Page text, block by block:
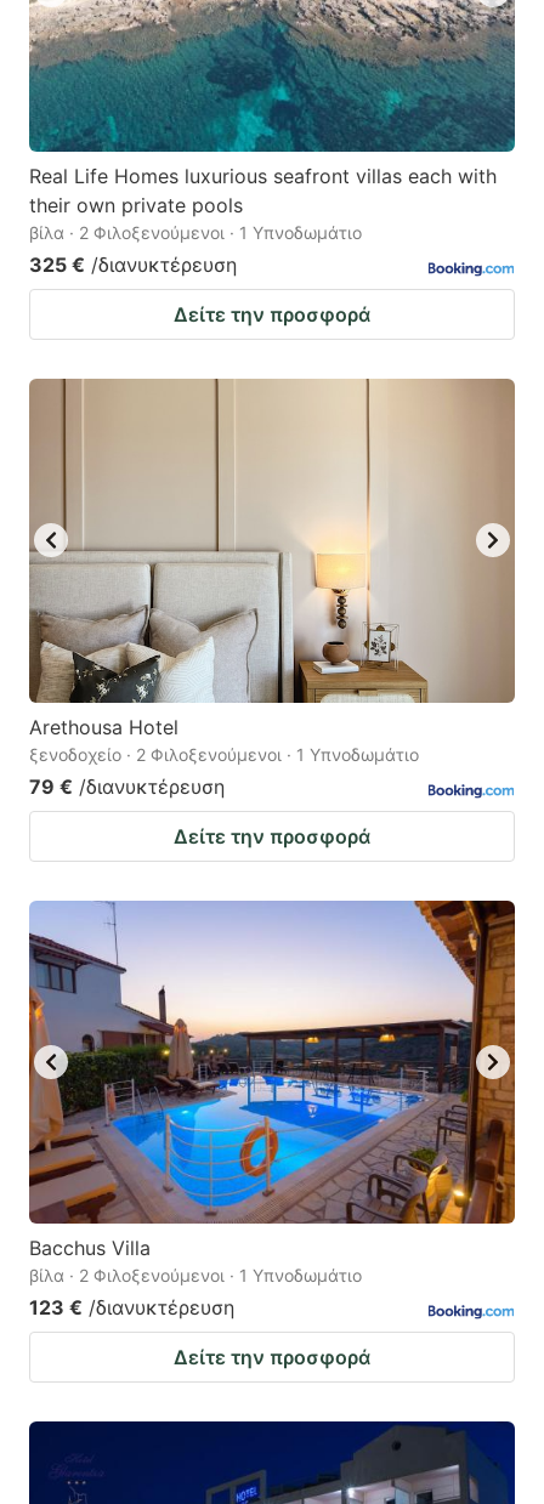
Real Life Homes luxurious seafront villas each with
their own private pools
βίλα · 2 Φιλοξενούμενοι · 1 Υπνοδωμάτιο
325 € /διανυκτέρευση
Δείτε την προσφορά
Arethousa Hotel
ξενοδοχείο · 2 Φιλοξενούμενοι · 1 Υπνοδωμάτιο
79 € /διανυκτέρευση
Δείτε την προσφορά
Bacchus Villa
βίλα · 2 Φιλοξενούμενοι · 1 Υπνοδωμάτιο
123 € /διανυκτέρευση
Δείτε την προσφορά